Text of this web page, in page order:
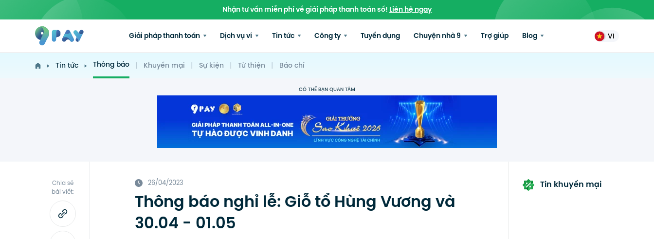
Nhận tư vấn miễn phí về giải pháp thanh toán số!Liên hệ ngay
Giải pháp thanh toán Dịch vụ ví Tin tức Công ty Tuyển dụng Chuyện nhà 9 Trợ giúp Blog VI
Tin tức Thông báo | Khuyến mại | Sự kiện | Từ thiện | Báo chí
CÓ THỂ BẠN QUAN TÂM
Chia sẻ
bài viết:
26/04/2023
Thông báo nghỉ lễ: Giỗ tổ Hùng Vương và
30.04 - 01.05
Tin khuyến mại